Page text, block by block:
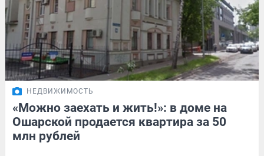
НЕДВИЖИМОСТЬ
«Можно заехать и жить!»: в доме на
Ошарской продается квартира за 50
млн рублей